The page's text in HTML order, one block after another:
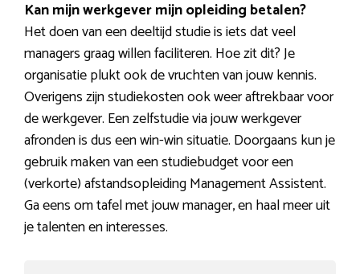
Kan mijn werkgever mijn opleiding betalen?
Het doen van een deeltijd studie is iets dat veel
managers graag willen faciliteren. Hoe zit dit? Je
organisatie plukt ook de vruchten van jouw kennis.
Overigens zijn studiekosten ook weer aftrekbaar voor
de werkgever. Een zelfstudie via jouw werkgever
afronden is dus een win-win situatie. Doorgaans kun je
gebruik maken van een studiebudget voor een
(verkorte) afstandsopleiding Management Assistent.
Ga eens om tafel met jouw manager, en haal meer uit
je talenten en interesses.